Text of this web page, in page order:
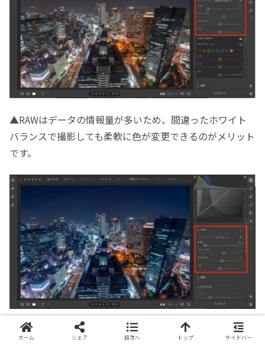
▲RAWはデータの情報量が多いため、間違ったホワイト
バランスで撮影しても柔軟に色が変更できるのがメリット
です。
▲今回は「 色温度 」を少し左に移動させて青っぽい感じに
ホーム シェア 目次へ トップ サイドバー